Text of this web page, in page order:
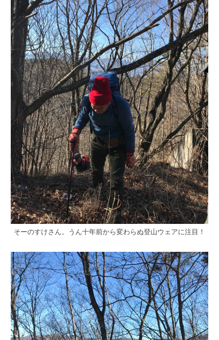
そーのすけさん。うん十年前から変わらぬ登山ウェアに注目！